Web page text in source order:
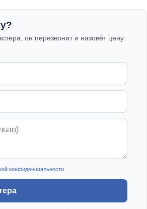
он перезвонит и назовёт цену.
конфиденциальности